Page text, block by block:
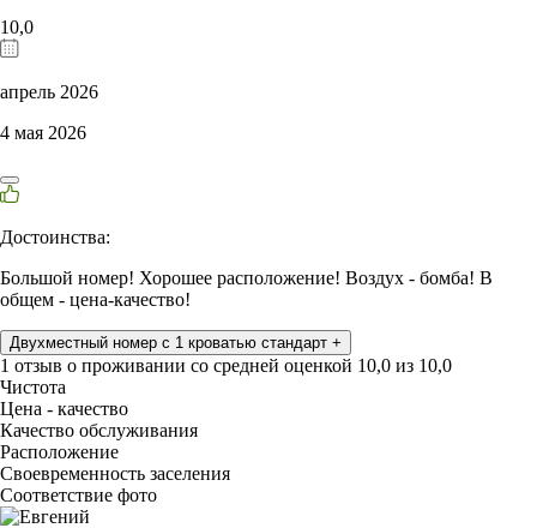
10,0
апрель 2026
4 мая 2026
Достоинства:
Большой номер! Хорошее расположение! Воздух - бомба! В
общем - цена-качество!
Двухместный номер с 1 кроватью стандарт +
1 отзыв о проживании со средней оценкой 10,0 из 10,0
Чистота
Цена - качество
Качество обслуживания
Расположение
Своевременность заселения
Соответствие фото